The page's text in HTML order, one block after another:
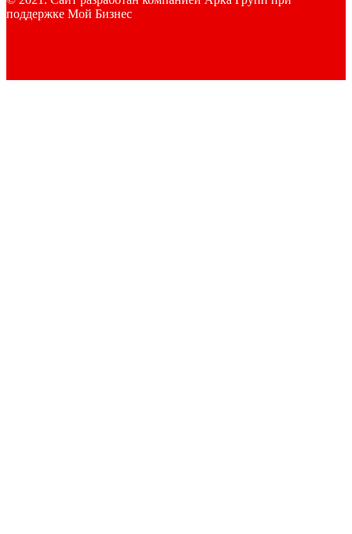
поддержке Мой Бизнес